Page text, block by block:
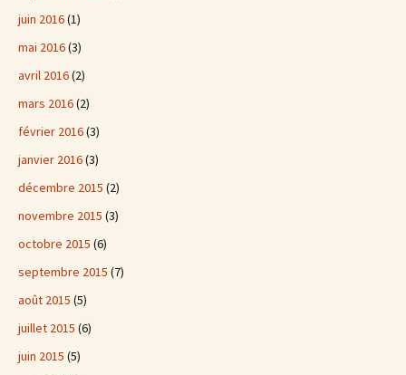
juin 2016(1)
mai 2016(3)
avril 2016(2)
mars 2016(2)
février 2016(3)
janvier 2016(3)
décembre 2015 (2)
novembre 2015 (3)
octobre 2015 (6)
septembre 2015 (7)
août 2015 (5)
juillet 2015 (6)
juin 2015 (5)